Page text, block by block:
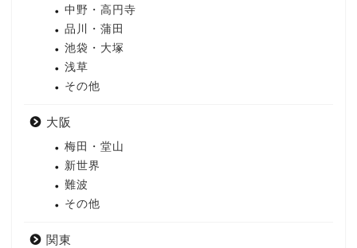
中野・高円寺
品川・蒲田
池袋・大塚
浅草
その他
大阪
梅田・堂山
新世界
難波
その他
関東